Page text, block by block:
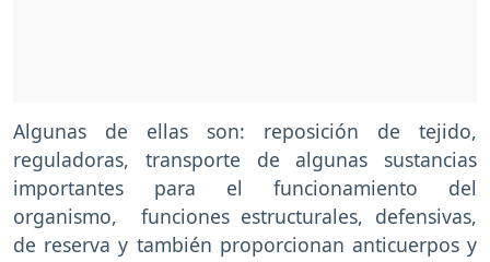
Algunas de ellas son: reposición de tejido,
reguladoras, transporte de algunas sustancias
importantes para el funcionamiento del
organismo, funciones estructurales, defensivas,
de reserva y también proporcionan anticuerpos y